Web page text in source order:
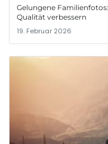
Gelungene
Qualität verbessern
19. Februar 2026